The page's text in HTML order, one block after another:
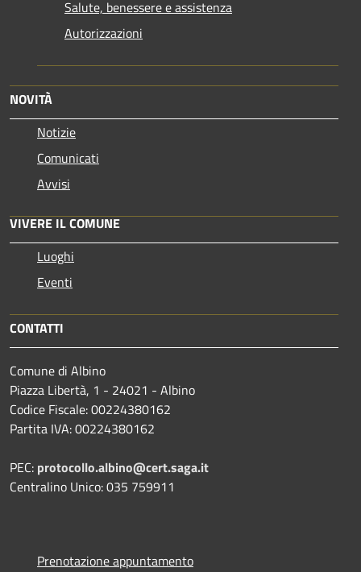
Salute, benessere e assistenza
Autorizzazioni
NOVITÀ
Notizie
Comunicati
Avvisi
VIVERE IL COMUNE
Luoghi
Eventi
CONTATTI
Comune di Albino
Piazza Libertà, 1 - 24021 - Albino
Codice Fiscale: 00224380162
Partita IVA: 00224380162
PEC: protocollo.albino@cert.saga.it
Centralino Unico: 035 759911
Prenotazione appuntamento